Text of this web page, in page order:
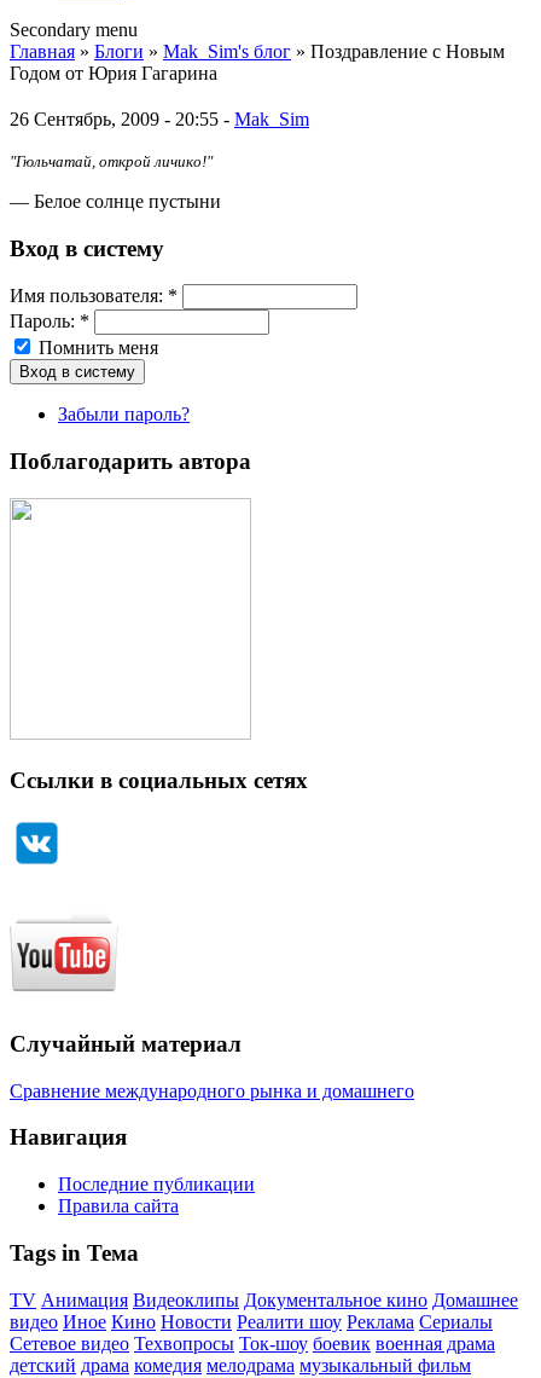
Secondary menu
Главная » Блоги » Mak_Sim's блог » Поздравление с Новым
Годом от Юрия Гагарина
26 Сентябрь, 2009 - 20:55 - Mak_Sim
"Гюльчатай, открой личико!"
— Белое солнце пустыни
Вход в систему
Имя пoльзовaтeля: *
Пароль: *
Помнить меня
Забыли пароль?
Поблагодарить автора
Ссылки в социальных сетях
Случайный материал
Сравнение международного рынка и домашнего
Навигация
Последние публикации
Правила сайта
Tags in Тема
TV Анимация Видеоклипы Документальное кино Домашнее
видео Иное Кино Новости Реалити шоу Реклама Сериалы
Сетевое видео Техвопросы Ток-шоу боевик военная драма
детский драма комедия мелодрама музыкальный фильм